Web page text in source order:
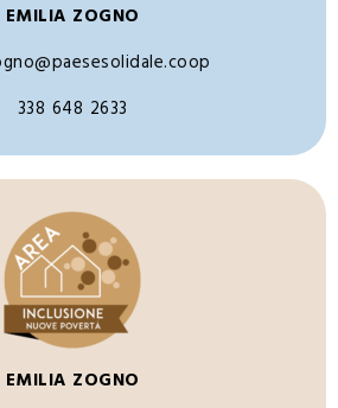
EMILIA ZOGNO
338 648 2633​
EMILIA ZOGNO